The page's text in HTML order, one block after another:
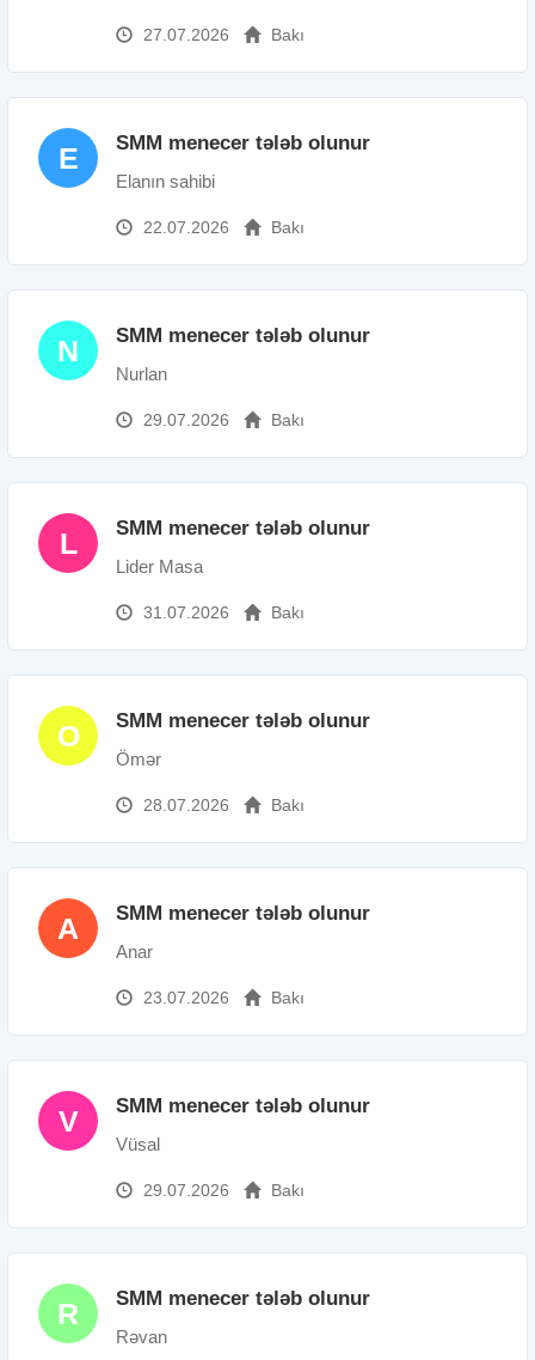
27.07.2026 Bakı
E SMM menecer tələb olunur
Elanın sahibi
22.07.2026 Bakı
N SMM menecer tələb olunur
Nurlan
29.07.2026 Bakı
L SMM menecer tələb olunur
Lider Masa
31.07.2026 Bakı
O SMM menecer tələb olunur
Ömər
28.07.2026 Bakı
A SMM menecer tələb olunur
Anar
23.07.2026 Bakı
V SMM menecer tələb olunur
Vüsal
29.07.2026 Bakı
R SMM menecer tələb olunur
Rəvan